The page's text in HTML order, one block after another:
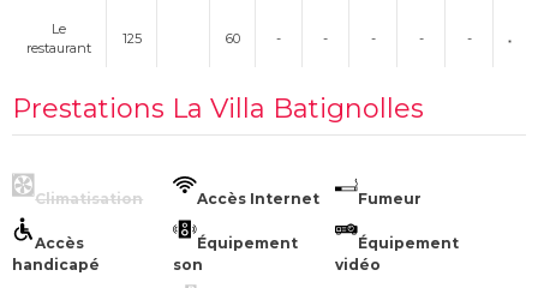
Le
restaurant
125 60 - - - - -
Prestations La Villa Batignolles
Climatisation Accès Internet Fumeur
Accès
handicapé
Équipement
son
Équipement
vidéo